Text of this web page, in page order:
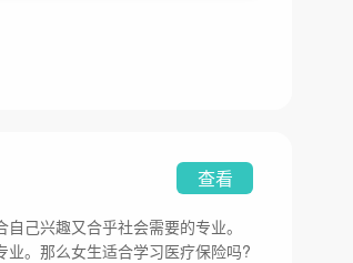
查看
己兴趣又合乎社会需要的专业。
。那么女生适合学习医疗保险吗?